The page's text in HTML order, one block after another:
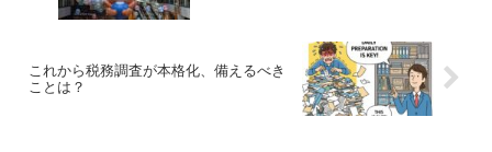
これから税務調査が本格化、備えるべき
ことは？